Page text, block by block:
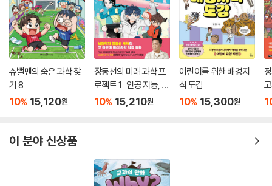
슈뻘맨의 숨은 과학 찾
기 8
10% 15,120원
장동선의 미래 과학 프
로젝트 1 : 인공 지능, 새
로운 세상을 열다
10% 15,210원
어린이를 위한 배경지
식 도감
10% 15,300원
이 분야 신상품